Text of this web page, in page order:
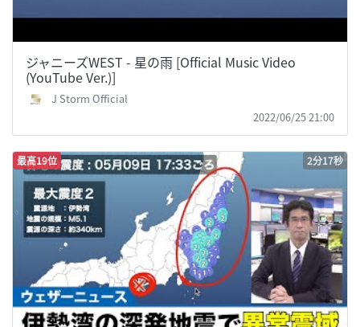
ジャニーズWEST - 星の雨 [Official Music Video
(YouTube Ver.)]
J Storm Official
2022/06/25 21:00
最高19位 2分17秒